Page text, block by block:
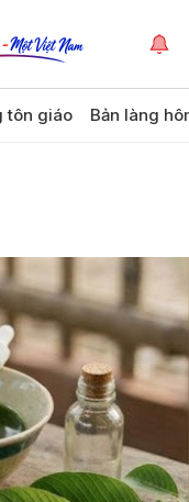
tôn giáo Bản làng